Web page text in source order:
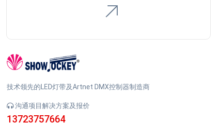
技术领先的LED灯带及Artnet DMX控制器制造商
沟通项目解决方案及报价
13723757664